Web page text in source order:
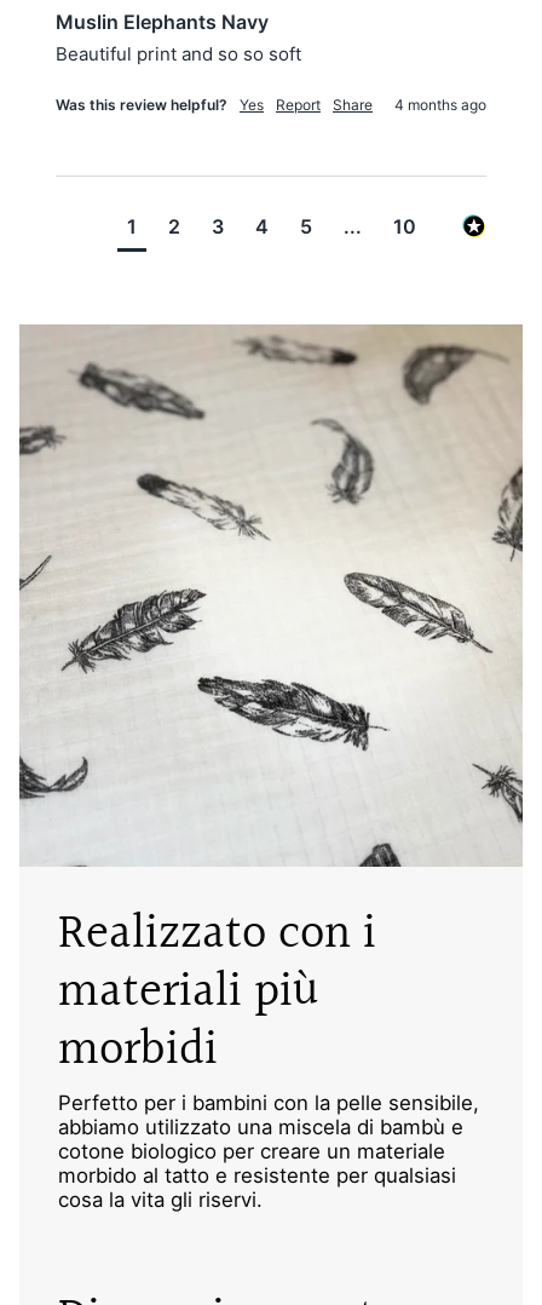
Muslin Elephants Navy
Beautiful print and so so soft
Was this review helpful? Yes Report Share 4 months ago
1 2 3 4 5 ... 10
Realizzato con i
materiali più
morbidi
Perfetto per i bambini con la pelle sensibile,
abbiamo utilizzato una miscela di bambù e
cotone biologico per creare un materiale
morbido al tatto e resistente per qualsiasi
cosa la vita gli riservi.